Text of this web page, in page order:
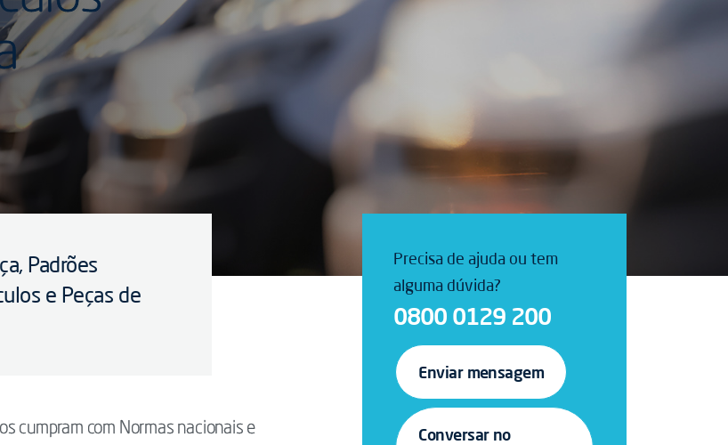
Padrões
e Peças de
cumpram com Normas nacionais e
Precisa de ajuda ou tem
alguma dúvida?
0800 0129 200
Enviar mensagem
Conversar no